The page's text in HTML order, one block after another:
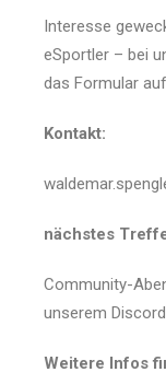
Interesse
eSportler – bei
das Formular
Kontakt:
nächstes
Community-
unserem
Weitere Infos